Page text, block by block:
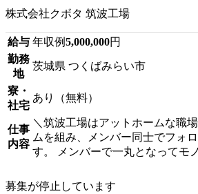
株式会社クボタ 筑波工場
給与 年収例5,000,000円
勤務
地
茨城県 つくばみらい市
寮・
社宅
あり（無料）
仕事
内容
＼筑波工場はアットホームな職
ムを組み、メンバー同士でフォ
す。 メンバーで一丸となってモ
募集が停止しています